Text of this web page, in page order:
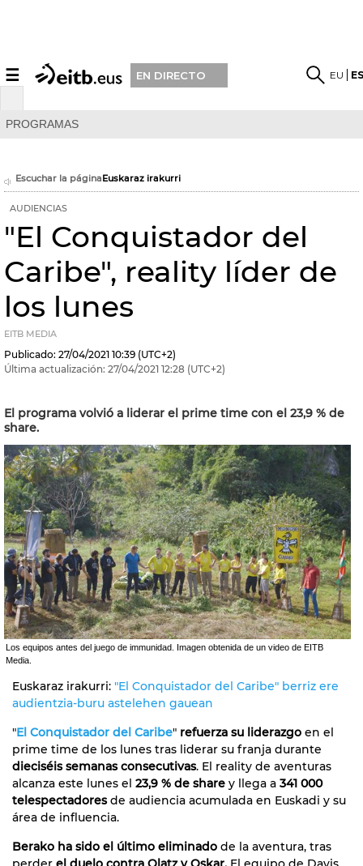
☰ EN DIRECTO EU
PROGRAMAS
Escuchar la páginaEuskaraz irakurri
AUDIENCIAS
"El Conquistador del
Caribe", reality líder de
los lunes
EITB MEDIA
Publicado: 27/04/2021 10:39 (UTC+2)
Última actualización: 27/04/2021 12:28 (UTC+2)
El programa volvió a liderar el prime time con el 23,9 % de
share.
Los equipos antes del juego de immunidad. Imagen obtenida de un video de EITB
Media.
Euskaraz irakurri: "El Conquistador del Caribe" berriz ere
audientzia-buru astelehen gauean
"El Conquistador del Caribe" refuerza su liderazgo en el
prime time de los lunes tras liderar su franja durante
dieciséis semanas consecutivas. El reality de aventuras
alcanza este lunes el 23,9 % de share y llega a 341 000
telespectadoresde audiencia acumulada en Euskadi y su
área de influencia.
Berako ha sido el último eliminado de la aventura, tras